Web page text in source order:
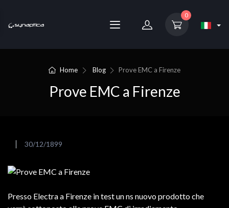
0
Home Blog Prove EMC a Firenze
Prove EMC a Firenze
30/12/1899
Presso Electra a Firenze in test un ns nuovo prodotto che